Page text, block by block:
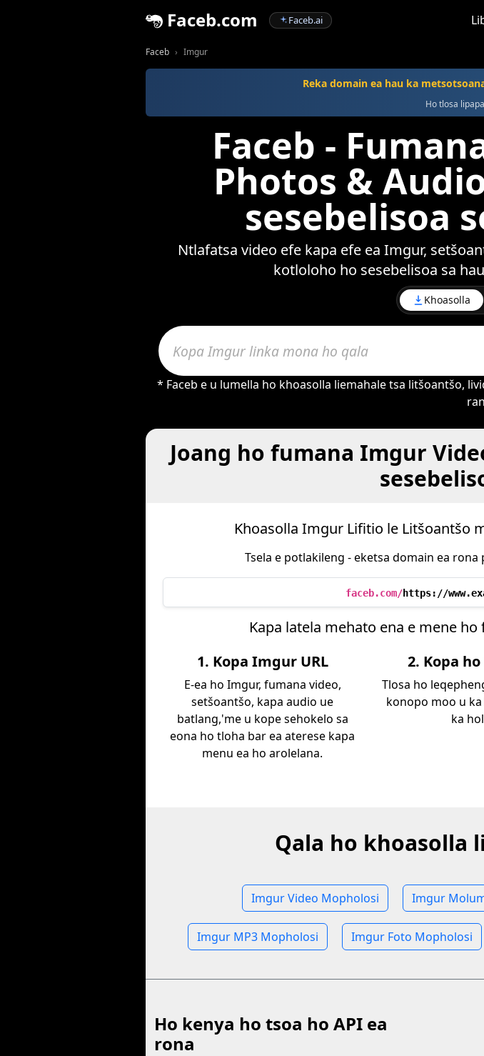
Faceb.com Faceb.ai
Faceb Imgur
Reka domain ea hau ka
Ho tlosa
Faceb -
Photos &
sesebelisoa
Ntlafatsa video efe kapa efe ea Imgur,
kotloloho ho sesebelisoa sa
Khoasolla
* Faceb e u lumella ho khoasolla liemahale tsa litšoantšo,
Joang ho fumana Imgur
Khoasolla Imgur Lifitio le Litšoantšo
Tsela e potlakileng - eketsa domain ea rona
faceb.com/https://
Kapa latela mehato ena e mene
1. Kopa Imgur URL
E-ea ho Imgur, fumana video,
setšoantšo, kapa audio ue
batlang,'me u kope sehokelo sa
eona ho tloha bar ea aterese kapa
menu ea ho arolelana.
2. Kopa
Tlosa ho
konopo moo u
ka
Qala ho khoasolla
Imgur Video Mopholosi Imgur
Imgur MP3 Mopholosi Imgur Foto Mopholosi
Ho kenya ho tsoa ho API ea
rona